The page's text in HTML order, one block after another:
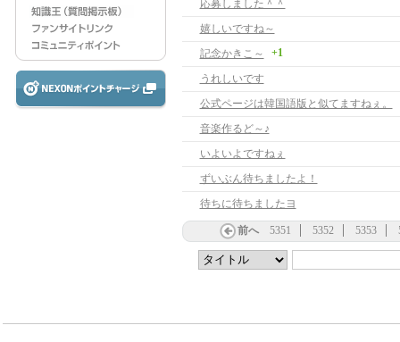
応募しました＾＾
嬉しいですね～
記念かきこ～
+1
うれしいです
公式ページは韓国語版と似てますねぇ。
音楽作るど～♪
いよいよですねぇ
ずいぶん待ちましたよ！
待ちに待ちましたヨ
前へ 5351 5352 5353